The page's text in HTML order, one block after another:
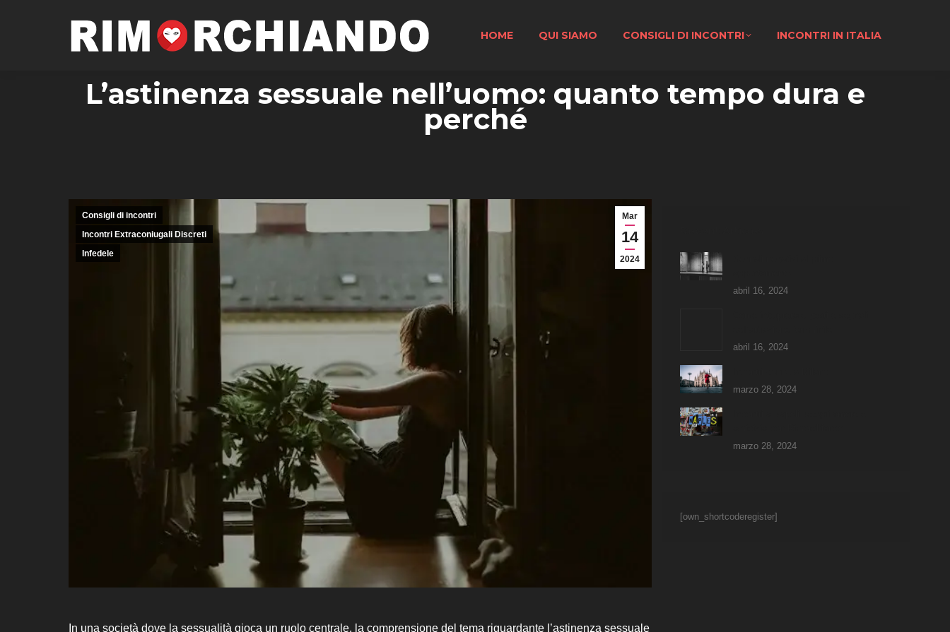
HOME QUI SIAMO CONSIGLI DI INCONTRI INCONTRI IN ITALIA
L’astinenza sessuale nell’uomo: quanto tempo dura e
perché
Mar
14
2024
Consigli di incontri
Incontri Extraconiugali Discreti
Infedele
In una società dove la sessualità gioca un ruolo centrale, la comprensione del tema riguardante l’astinenza sessuale
abril 16, 2024
abril 16, 2024
marzo 28, 2024
marzo 28, 2024
[own_shortcoderegister]